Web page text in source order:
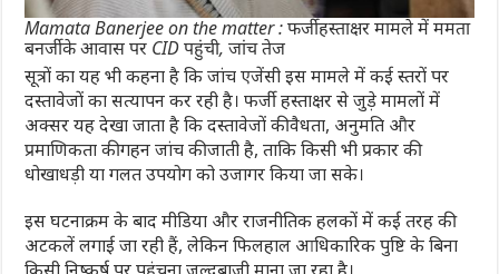
Mamata Banerjee on the matter : फर्जी हस्ताक्षर मामले में ममता
बनर्जी के आवास पर CID पहुंची, जांच तेज
सूत्रों का यह भी कहना है कि जांच एजेंसी इस मामले में कई स्तरों पर
दस्तावेजों का सत्यापन कर रही है। फर्जी हस्ताक्षर से जुड़े मामलों में
अक्सर यह देखा जाता है कि दस्तावेजों की वैधता, अनुमति और
प्रमाणिकता की गहन जांच की जाती है, ताकि किसी भी प्रकार की
धोखाधड़ी या गलत उपयोग को उजागर किया जा सके।
इस घटनाक्रम के बाद मीडिया और राजनीतिक हलकों में कई तरह की
अटकलें लगाई जा रही हैं, लेकिन फिलहाल आधिकारिक पुष्टि के बिना